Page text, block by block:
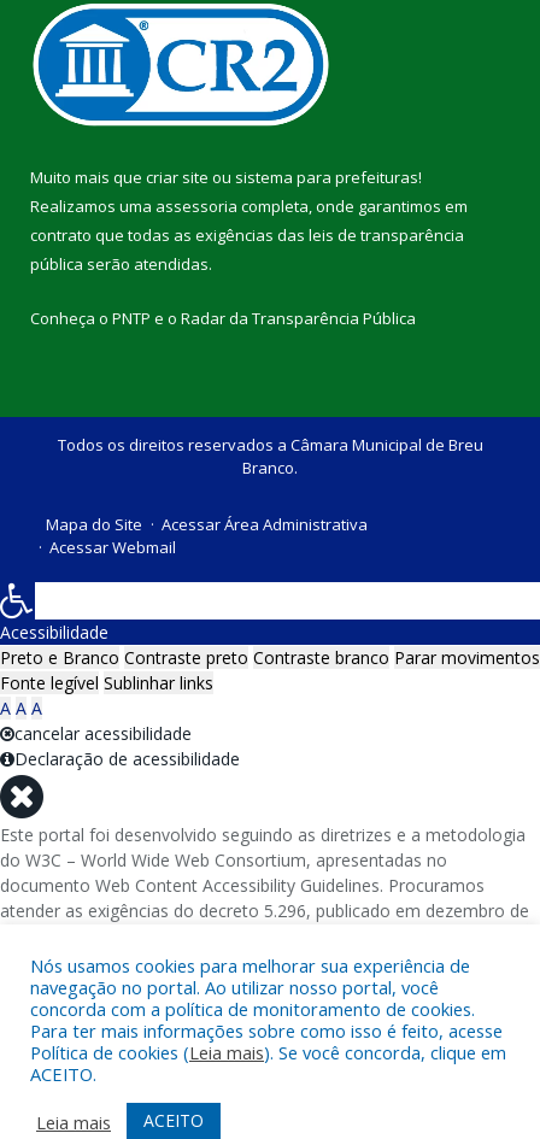
Muito mais que criar site ou sistema para prefeituras!
Realizamos uma assessoria completa, onde garantimos em
contrato que todas as exigências das leis de transparência
pública serão atendidas.
Conheça o PNTP e o Radar da Transparência Pública
Todos os direitos reservados a Câmara Municipal de Breu
Branco.
Mapa do Site
Acessar Área Administrativa
Acessar Webmail
Nós usamos cookies para melhorar sua experiência de
navegação no portal. Ao utilizar nosso portal, você
concorda com a política de monitoramento de cookies.
Para ter mais informações sobre como isso é feito, acesse
Política de cookies (Leia mais). Se você concorda, clique em
ACEITO.
Leia mais
ACEITO
Acessibilidade
Preto e Branco Contraste preto Contraste branco Parar movimentos
Fonte legível Sublinhar links
A A A
cancelar acessibilidade
Declaração de acessibilidade
Este portal foi desenvolvido seguindo as diretrizes e a metodologia
do W3C – World Wide Web Consortium, apresentadas no
documento Web Content Accessibility Guidelines. Procuramos
atender as exigências do decreto 5.296, publicado em dezembro de
eletrônicos da administração pública na rede mundial de
computadores para o uso das pessoas com necessidades especiais,
garantindo-lhes o pleno acesso aos conteúdos disponíveis.
Além de validações automáticas, foram realizados testes em
diversos navegadores e através do utilitário de acesso a Internet do
DOSVOX, sistema operacional destinado deficientes visuais.